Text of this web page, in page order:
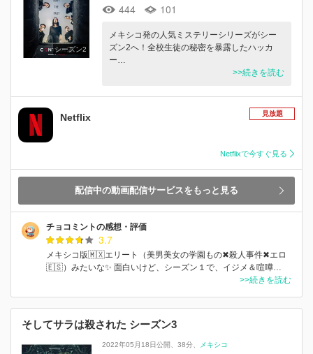
シーズン2
444 101
メキシコ発の人気ミステリーシリーズがシー
ズン2へ！全校生徒の秘密を暴露したハッカ
ー…
>>続きを読む
Netflix 見放題
Netflixで今すぐ見る
配信中の動画配信サービスをもっと見る
チョコミントの感想・評価
3.7
メキシコ版🇲🇽エリート（美男美女の学園もの✖殺人事件✖エロ
🇪🇸）みたいな✨ 面白いけど、シーズン１で、イジメ＆喧嘩…
>>続きを読む
そしてサラは殺された シーズン3
2022年05月18日公開 38分
メキシコ